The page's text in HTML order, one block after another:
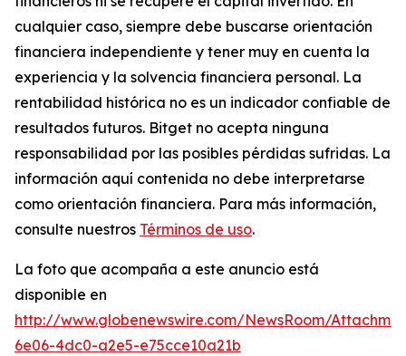
cualquier caso, siempre debe buscarse orientación
financiera independiente y tener muy en cuenta la
experiencia y la solvencia financiera personal. La
rentabilidad histórica no es un indicador confiable de
resultados futuros. Bitget no acepta ninguna
responsabilidad por las posibles pérdidas sufridas. La
información aquí contenida no debe interpretarse
como orientación financiera. Para más información,
consulte nuestros Términos de uso.
La foto que acompaña a este anuncio está
disponible en
http://www.globenewswire.com/NewsRoom/
6e06-4dc0-a2e5-e75cce10a21b